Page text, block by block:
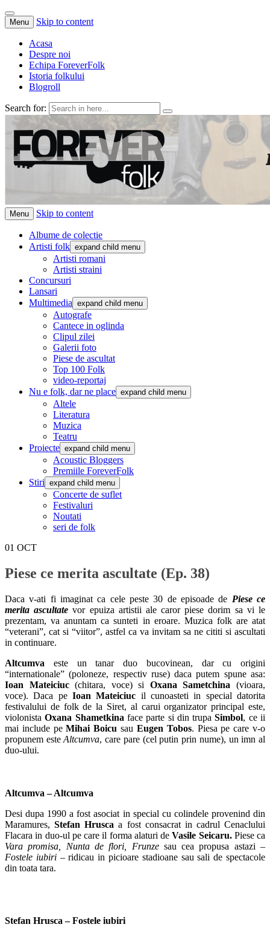
Menu Skip to content
Acasa
Despre noi
Echipa ForeverFolk
Istoria folkului
Blogroll
Search for:
ForeverFolk
Muzica sufletului tau
Menu Skip to content
Albume de colectie
Artisti folk expand child menu
Artisti romani
Artisti straini
Concursuri
Lansari
Multimedia expand child menu
Autografe
Cantece in oglinda
Clipul zilei
Galerii foto
Piese de ascultat
Top 100 Folk
video-reportaj
Nu e folk, dar ne place expand child menu
Altele
Literatura
Muzica
Teatru
Proiecte expand child menu
Acoustic Bloggers
Premiile ForeverFolk
Stiri expand child menu
Concerte de suflet
Festivaluri
Noutati
seri de folk
01 OCT
Piese ce merita ascultate (Ep. 38)
Daca v-ati fi imaginat ca cele peste 30 de episoade de Piese ce
merita ascultate vor epuiza artistii ale caror piese dorim sa vi le
prezentam, va anuntam ca sunteti in eroare. Muzica folk are atat
“veterani”, cat si “viitor”, astfel ca va invitam sa ne cititi si ascultati
in continuare.
Altcumva este un tanar duo bucovinean, dar cu origini
“internationale” (poloneze, respectiv ruse) daca putem spune asa:
Ioan Mateiciuc(chitara, voce) si Oxana Sametchina (vioara,
voce). Daca pe Ioan Mateiciuc il cunoasteti in special datorita
festivalului de folk de la Siret, al carui organizator principal este,
violonistaOxana Shametkina face parte si din trupaSimbol, ce ii
mai include peMihai Boicu sau Eugen Tobos. Piesa pe care v-o
propunem esteAltcumva, care pare (cel putin prin nume), un imn al
duo-ului.
Altcumva – Altcumva
Desi dupa 1990 a fost asociat in special cu colindele provenind din
Maramures,Stefan Hruscaa fost consacrat in cadrul Cenaclului
Flacara in duo-ul pe care il forma alaturi deVasile Seicaru. Piese ca
Vara promisa, Nunta de flori, Frunze sau cea propusa astazi –
Fostele iubiri –ridicau in picioare stadioane sau sali de spectacole
din toata tara.
Stefan Hrusca – Fostele iubiri